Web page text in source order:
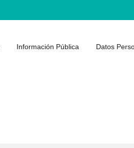
Información Pública Datos